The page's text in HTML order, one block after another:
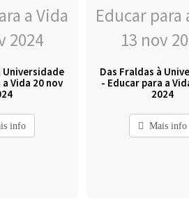
Universidade
Vida 20 nov
info
Das Fraldas à
- Educar para a
2024
Mais info